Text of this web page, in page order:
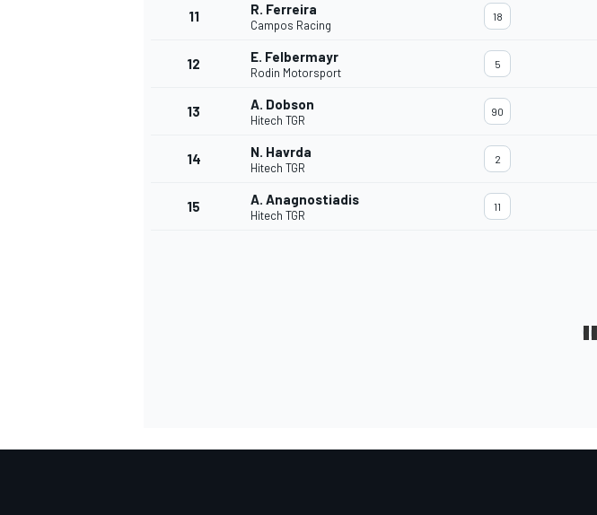
11 R. Ferreira
Campos Racing
18
12 E. Felbermayr
Rodin Motorsport
5
13 A. Dobson
Hitech TGR
90
14 N. Havrda
Hitech TGR
2
15 A. Anagnostiadis
Hitech TGR
11